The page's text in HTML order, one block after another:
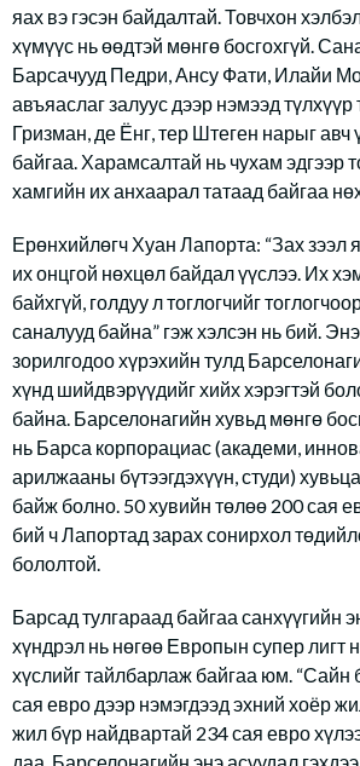
яах вэ гэсэн байдалтай. Товчхон
хүмүүс нь өөдтэй мөнгө босгохгүй.
Барсачууд Педри, Ансу Фати, Илайи
авъяаслаг залуус дээр нэмээд түлхүүр
Гризман, де Ёнг, тер Штеген нарыг авч
байгаа. Харамсалтай нь чухам эдгээр
хамгийн их анхаарал татаад байгаа
Ерөнхийлөгч Хуан Лапорта: “Зах зээл
их онцгой нөхцөл байдал үүслээ. Их
байхгүй, голдуу л тоглогчийг
саналууд байна” гэж хэлсэн нь бий.
зорилгодоо хүрэхийн тулд
хүнд шийдвэрүүдийг хийх хэрэгтэй
байна. Барселонагийн хувьд мөнгө
нь Барса корпорациас (академи,
арилжааны бүтээгдэхүүн, студи)
байж болно. 50 хувийн төлөө 200 сая
бий ч Лапортад зарах сонирхол
бололтой.
Барсад тулгараад байгаа санхүүгийн
хүндрэл нь нөгөө Европын супер лигт
хүслийг тайлбарлаж байгаа юм. “Сайн
сая евро дээр нэмэгдээд эхний хоёр
жил бүр найдвартай 234 сая евро